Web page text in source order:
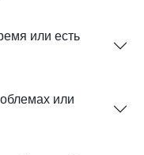
или есть
или